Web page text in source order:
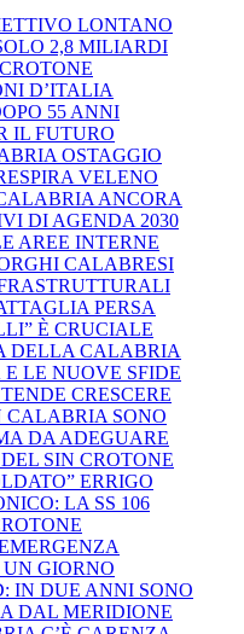
LONTANO
2,8 MILIARDI
D’ITALIA
55 ANNI
IL FUTURO
OSTAGGIO
VELENO
ANCORA
DI AGENDA 2030
AREE INTERNE
CALABRESI
PERSA
È CRUCIALE
DELLA CALABRIA
LE NUOVE SFIDE
CRESCERE
CALABRIA SONO
DA ADEGUARE
SIN CROTONE
ERRIGO
LA SS 106
GIORNO
IN DUE ANNI SONO
DAL MERIDIONE